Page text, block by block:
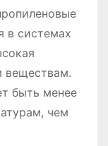
в системах
веществам.
быть менее
чем